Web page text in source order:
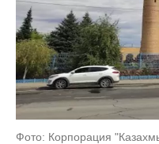
Фото: Корпорация